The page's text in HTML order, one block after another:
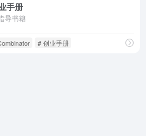
手册
导书籍
# 创业手册